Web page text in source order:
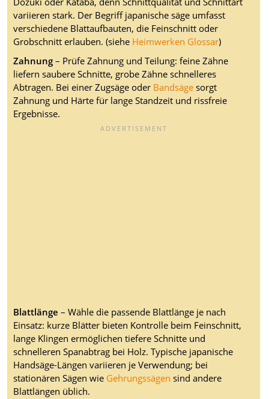
variieren stark. Der Begriff japanische säge umfasst
verschiedene Blattaufbauten, die Feinschnitt oder
Grobschnitt erlauben. (siehe Heimwerken Glossar)
Zahnung– Prüfe Zahnung und Teilung: feine Zähne
liefern saubere Schnitte, grobe Zähne schnelleres
Abtragen. Bei einer Zugsäge oder Bandsägesorgt
Zahnung und Härte für lange Standzeit und rissfreie
Ergebnisse.
Blattlänge – Wähle die passende Blattlänge je nach
Einsatz: kurze Blätter bieten Kontrolle beim Feinschnitt,
lange Klingen ermöglichen tiefere Schnitte und
schnelleren Spanabtrag bei Holz. Typische japanische
Handsäge-Längen variieren je Verwendung; bei
stationären Sägen wie Gehrungssägen sind andere
Blattlängen üblich.